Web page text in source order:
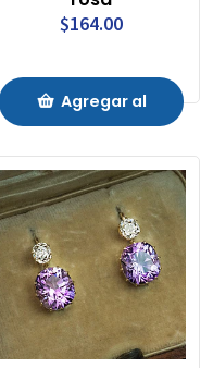
$164.00
Agregar al